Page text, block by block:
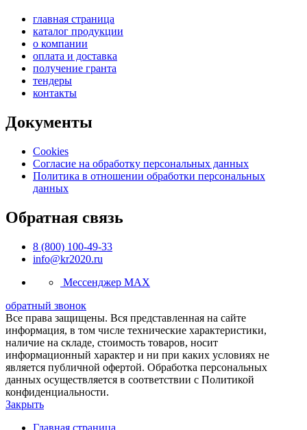
главная страница
каталог продукции
о компании
оплата и доставка
получение гранта
тендеры
контакты
Документы
Cookies
Согласие на обработку персональных данных
Политика в отношении обработки персональных
данных
Обратная связь
8 (800) 100-49-33
info@kr2020.ru
Мессенджер MAX
обратный звонок
Все права защищены. Вся представленная на сайте
информация, в том числе технические характеристики,
наличие на складе, стоимость товаров, носит
информационный характер и ни при каких условиях не
является публичной офертой. Обработка персональных
данных осуществляется в соответствии с Политикой
конфиденциальности.
Закрыть
Главная страница